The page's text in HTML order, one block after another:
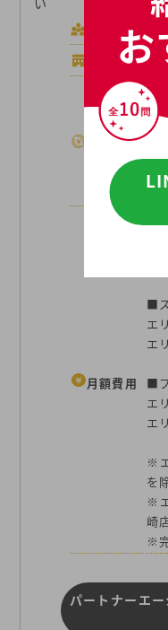
会員数
店舗数
17
初期費用
登
初
～
※
な
月額費用
■
■
エ
エ
■
エ
エ
※
を
※
崎
※
パートナーエ